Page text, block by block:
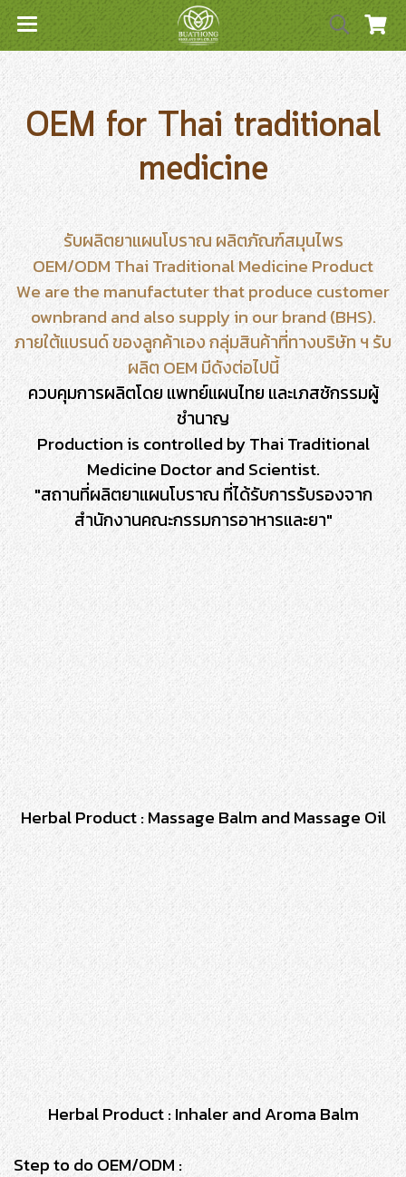
OEM for Thai traditional
medicine
รับผลิตยาแผนโบราณ ผลิตภัณฑ์สมุนไพร
OEM/ODM Thai Traditional Medicine Product
We are the manufactuter that produce customer
ownbrand and also supply in our brand (BHS).
ภายใต้แบรนด์ ของลูกค้าเอง กลุ่มสินค้าที่ทางบริษัท ฯ รับ
ผลิต OEM มีดังต่อไปนี้
ควบคุมการผลิตโดย แพทย์แผนไทย และเภสชักรรมผู้
ชำนาญ
Production is controlled by Thai Traditional
Medicine Doctor and Scientist.
"สถานที่ผลิตยาแผนโบราณ ที่ได้รับการรับรองจาก
สำนักงานคณะกรรมการอาหารและยา"
Herbal Product : Massage Balm and Massage Oil
Herbal Product : Inhaler and Aroma Balm
Step to do OEM/ODM :